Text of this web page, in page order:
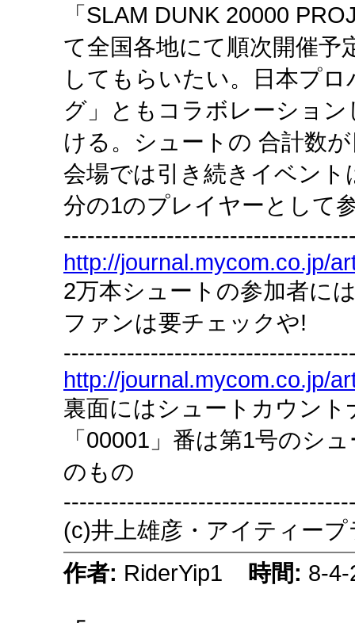
「SLAM DUNK 20000
て全国各地にて順次開催予
してもらいたい。日本プ
グ」ともコラボレーショ
ける。シュートの 合計数
会場では引き続きイベン
分の1のプレイヤーとして
http://journal.mycom.co.jp/
2万本シュートの参加者に
ファンは要チェックや!
http://journal.mycom.co.jp/
裏面にはシュートカウン
「00001」番は第1号のシ
のもの
(c)井上雄彦・アイティー
作者: RiderYip1 時間: 8-